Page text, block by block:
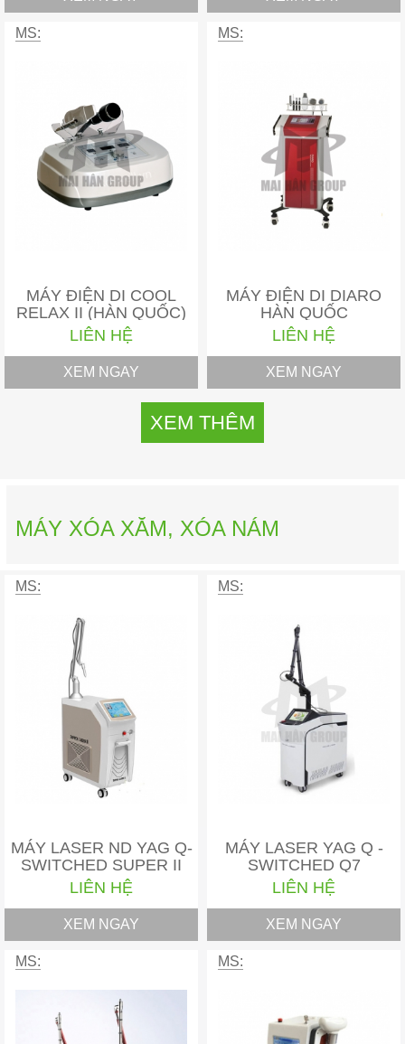
MS:
MÁY ĐIỆN DI COOL
RELAX II (HÀN QUỐC)
LIÊN HỆ
XEM NGAY
MS:
MÁY ĐIỆN DI DIARO
HÀN QUỐC
LIÊN HỆ
XEM NGAY
XEM THÊM
MÁY XÓA XĂM, XÓA NÁM
MS:
MÁY LASER ND YAG Q-
SWITCHED SUPER II
LIÊN HỆ
XEM NGAY
MS:
MÁY LASER YAG Q -
SWITCHED Q7
LIÊN HỆ
XEM NGAY
MS: MS: